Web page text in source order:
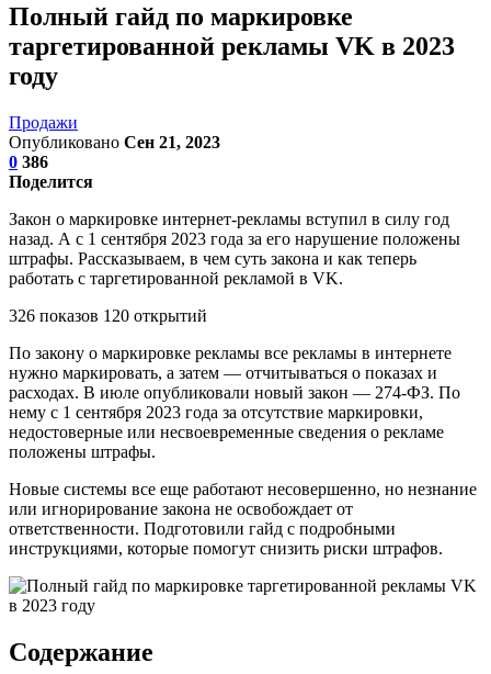
Полный гайд по маркировке
таргетированной рекламы VK в 2023
году
Продажи
Опубликовано Сен 21, 2023
0 386
Поделится
Закон о маркировке интернет-рекламы вступил в силу год
назад. А с 1 сентября 2023 года за его нарушение положены
штрафы. Рассказываем, в чем суть закона и как теперь
работать с таргетированной рекламой в VK.
326 показов 120 открытий
По закону о маркировке рекламы все рекламы в интернете
нужно маркировать, а затем — отчитываться о показах и
расходах. В июле опубликовали новый закон — 274-ФЗ. По
нему с 1 сентября 2023 года за отсутствие маркировки,
недостоверные или несвоевременные сведения о рекламе
положены штрафы.
Новые системы все еще работают несовершенно, но незнание
или игнорирование закона не освобождает от
ответственности. Подготовили гайд с подробными
инструкциями, которые помогут снизить риски штрафов.
Содержание